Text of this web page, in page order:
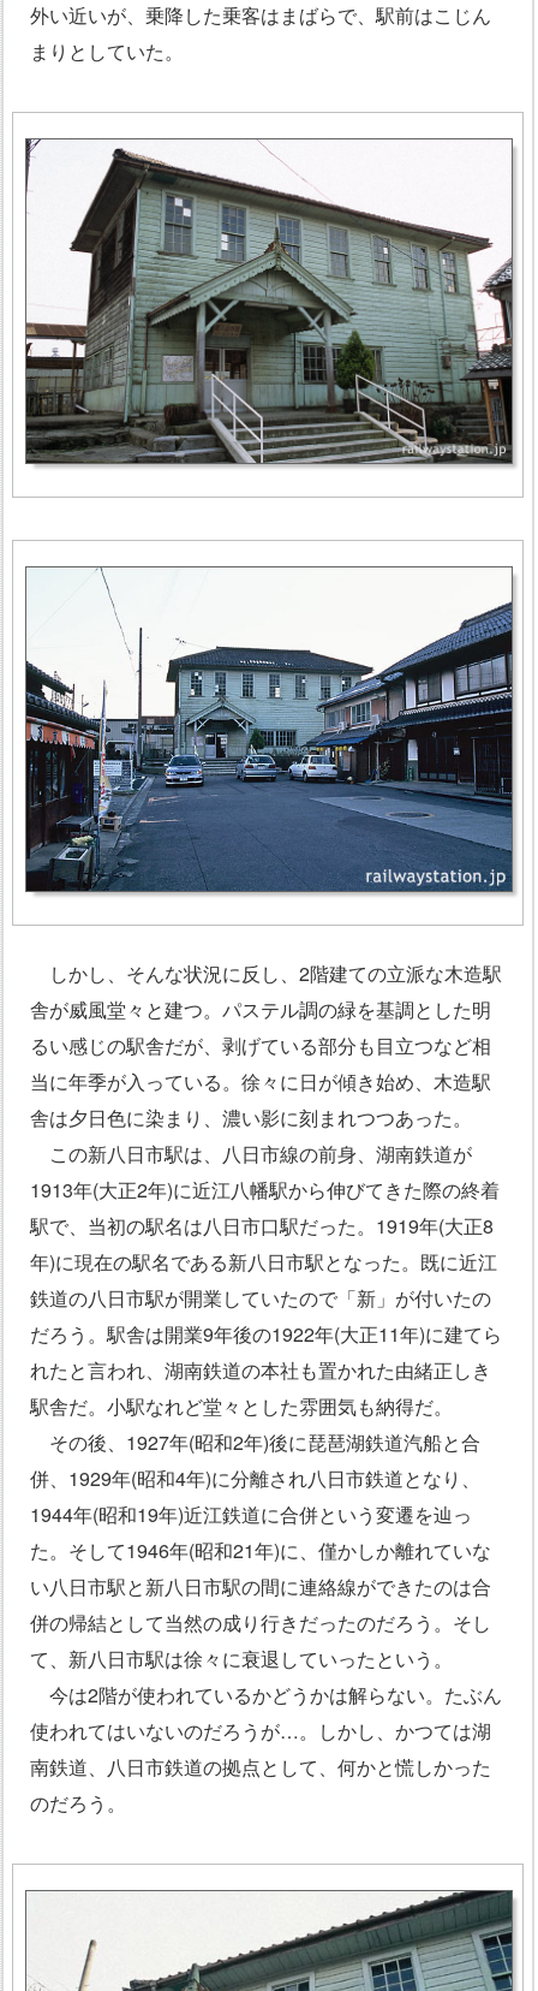
外い近いが、乗降した乗客はまばらで、駅前はこじん
まりとしていた。
しかし、そんな状況に反し、2階建ての立派な木造駅
舎が威風堂々と建つ。パステル調の緑を基調とした明
るい感じの駅舎だが、剥げている部分も目立つなど相
当に年季が入っている。徐々に日が傾き始め、木造駅
舎は夕日色に染まり、濃い影に刻まれつつあった。
この新八日市駅は、八日市線の前身、湖南鉄道が
1913年(大正2年)に近江八幡駅から伸びてきた際の終着
駅で、当初の駅名は八日市口駅だった。1919年(大正8
年)に現在の駅名である新八日市駅となった。既に近江
鉄道の八日市駅が開業していたので「新」が付いたの
だろう。駅舎は開業9年後の1922年(大正11年)に建てら
れたと言われ、湖南鉄道の本社も置かれた由緒正しき
駅舎だ。小駅なれど堂々とした雰囲気も納得だ。
その後、1927年(昭和2年)後に琵琶湖鉄道汽船と合
併、1929年(昭和4年)に分離され八日市鉄道となり、
1944年(昭和19年)近江鉄道に合併という変遷を辿っ
た。そして1946年(昭和21年)に、僅かしか離れていな
い八日市駅と新八日市駅の間に連絡線ができたのは合
併の帰結として当然の成り行きだったのだろう。そし
て、新八日市駅は徐々に衰退していったという。
今は2階が使われているかどうかは解らない。たぶん
使われてはいないのだろうが…。しかし、かつては湖
南鉄道、八日市鉄道の拠点として、何かと慌しかった
のだろう。